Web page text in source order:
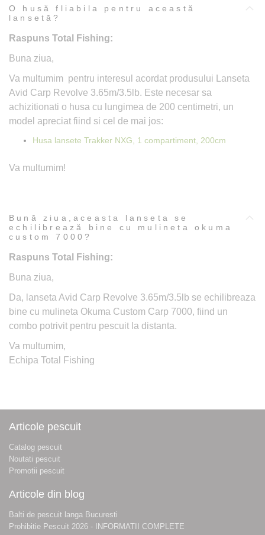
O husă fliabila pentru această
lansetă?
Raspuns Total Fishing:
Buna ziua,
Va multumim pentru interesul acordat produsului Lanseta
Avid Carp Revolve 3.65m/3.5lb. Este necesar sa
achizitionati o husa cu lungimea de 200 centimetri, un
model apreciat fiind si cel de mai jos:
Husa lansete Trakker NXG, 1 compartiment, 200cm
Va multumim!
Bună ziua,aceasta lanseta se
echilibrează bine cu mulineta okuma
custom 7000?
Raspuns Total Fishing:
Buna ziua,
Da, lanseta Avid Carp Revolve 3.65m/3.5lb se echilibreaza
bine cu mulineta Okuma Custom Carp 7000, fiind un
combo potrivit pentru pescuit la distanta.
Va multumim,
Echipa Total Fishing
Articole pescuit
Catalog pescuit
Noutati pescuit
Promotii pescuit
Articole din blog
Balti de pescuit langa Bucuresti
Prohibitie Pescuit 2026 - INFORMATII COMPLETE